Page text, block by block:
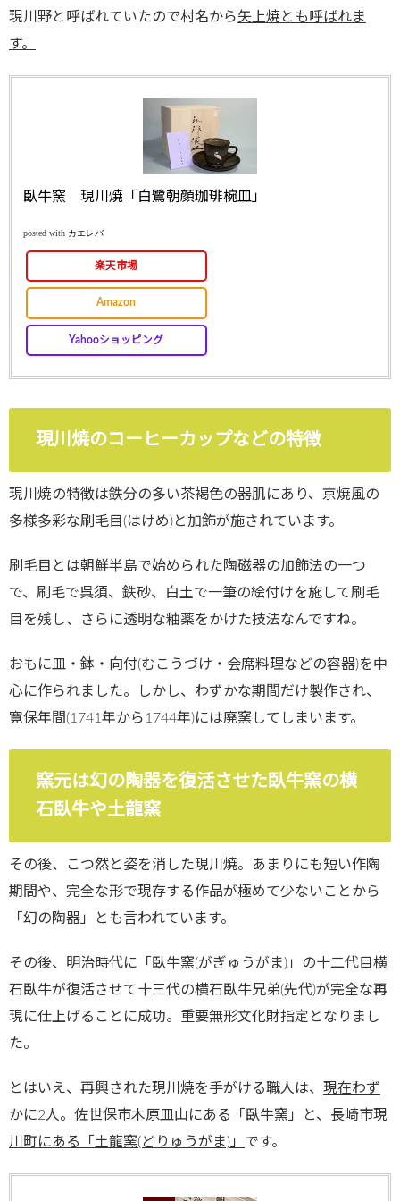
現川野と呼ばれていたので村名から矢上焼とも呼ばれま
す。
臥牛窯 現川焼「白鷺朝顔珈琲椀皿」
posted with カエレバ
楽天市場
Amazon
Yahooショッピング
現川焼のコーヒーカップなどの特徴
現川焼の特徴は鉄分の多い茶褐色の器肌にあり、京焼風の
多様多彩な刷毛目(はけめ)と加飾が施されています。
刷毛目とは朝鮮半島で始められた陶磁器の加飾法の一つ
で、刷毛で呉須、鉄砂、白土で一筆の絵付けを施して刷毛
目を残し、さらに透明な釉薬をかけた技法なんですね。
おもに皿・鉢・向付(むこうづけ・会席料理などの容器)を中
心に作られました。しかし、わずかな期間だけ製作され、
寛保年間(1741年から1744年)には廃窯してしまいます。
窯元は幻の陶器を復活させた臥牛窯の横
石臥牛や土龍窯
その後、こつ然と姿を消した現川焼。あまりにも短い作陶
期間や、完全な形で現存する作品が極めて少ないことから
「幻の陶器」とも言われています。
その後、明治時代に「臥牛窯(がぎゅうがま)」の十二代目横
石臥牛が復活させて十三代の横石臥牛兄弟(先代)が完全な再
現に仕上げることに成功。重要無形文化財指定となりまし
た。
とはいえ、再興された現川焼を手がける職人は、 現在わず
かに2人。佐世保市木原皿山にある「臥牛窯」と、長崎市現
川町にある「土龍窯(どりゅうがま)」 です。